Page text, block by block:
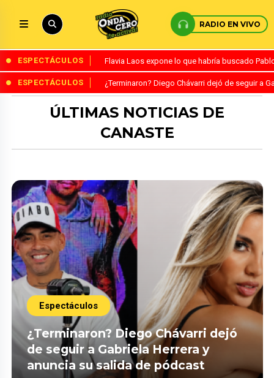
RADIO EN VIVO
ESPECTÁCULOS Flavia Laos expone lo que habría buscado
ESPECTÁCULOS ¿Terminaron? Diego Chávarri dejó de seguir a
ÚLTIMAS NOTICIAS DE
CANASTE
Espectáculos
¿Terminaron? Diego Chávarri dejó
de seguir a Gabriela Herrera y
anuncia su salida de pódcast